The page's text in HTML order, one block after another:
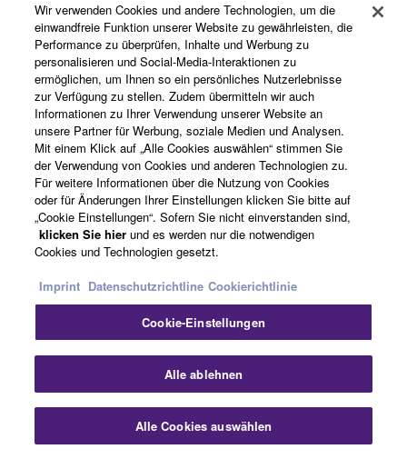
kannst – beispielsweise zum Auslösen von Sound-
Pads, zum Abrufen von Szenen oder zum Abspielen
eines Testtons aus dem integrierten Oszillator für
Soundchecks vor Ort.
Complete. Connected. Creative.
Das MGX ist nicht nur ein vielseitiges Audio-Mischpult,
sondern auch ein voll funktionsfähiges Aufnahmestudio
und eine Streaming-Station, die den Anforderungen
Live-Beschallung, Streaming und Audioproduktion. In
Verbindung mit dem Software-Mischpult MixKey von
Steinberg können User alle Audiosignale bequem über
ihren PC oder Mac verwalten. In zukünftigen Updates ist
außerdem eine nahtlose Integration mit dem USB-
Controller von Elgato geplant, um den Workflow und die
Systembedienung weiter zu verbessern.
Wir verwenden Cookies und andere Technologien, um die
einwandfreie Funktion unserer Website zu gewährleisten, die
Performance zu überprüfen, Inhalte und Werbung zu
personalisieren und Social-Media-Interaktionen zu
ermöglichen, um Ihnen so ein persönliches Nutzerlebnisse
zur Verfügung zu stellen. Zudem übermitteln wir auch
Informationen zu Ihrer Verwendung unserer Website an
unsere Partner für Werbung, soziale Medien und Analysen.
Mit einem Klick auf „Alle Cookies auswählen“ stimmen Sie
der Verwendung von Cookies und anderen Technologien zu.
Für weitere Informationen über die Nutzung von Cookies
oder für Änderungen Ihrer Einstellungen klicken Sie bitte auf
„Cookie Einstellungen“. Sofern Sie nicht einverstanden sind,
klicken Sie hier und es werden nur die notwendigen
Cookies und Technologien gesetzt.
Imprint Datenschutzrichtline Cookierichtlinie
Cookie-Einstellungen
Alle ablehnen
Alle Cookies auswählen